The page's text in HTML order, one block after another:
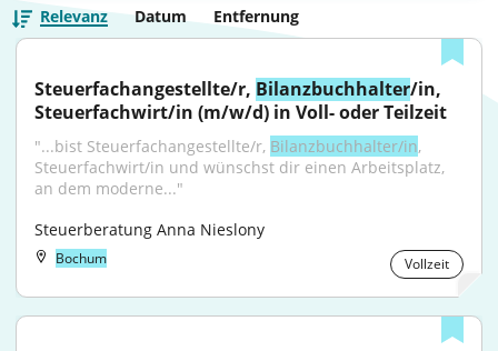
Relevanz Datum Entfernung
Steuerfachangestellte/r, Bilanzbuchhalter/in,
Steuerfachwirt/in (m/w/d) in Voll- oder Teilzeit
"...bist Steuerfachangestellte/r, Bilanzbuchhalter/in,
Steuerfachwirt/in und wünschst dir einen Arbeitsplatz,
an dem moderne..."
Steuerberatung Anna Nieslony
Bochum Vollzeit